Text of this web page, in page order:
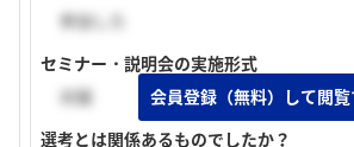
参加した
セミナー・説明会の実施形式
対面
選考とは関係あるものでしたか？
会員登録（無料）して閲覧